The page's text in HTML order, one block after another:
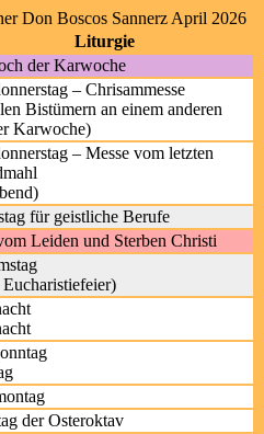
Don Boscos Sannerz April 2026
Liturgie
der Karwoche
– Chrisammesse
Bistümern an einem anderen
Karwoche)
– Messe vom letzten
für geistliche Berufe
Leiden und Sterben Christi
der Osteroktav